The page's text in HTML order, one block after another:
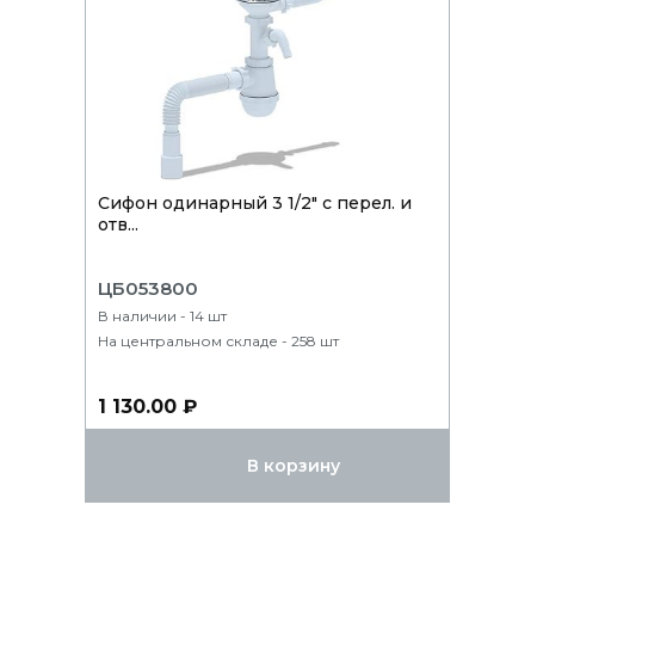
Сифон одинарный 3 1/2" с перел. и
отв...
ЦБ053800
В наличии - 14 шт
На центральном складе - 258 шт
1 130.00 ₽
В корзину